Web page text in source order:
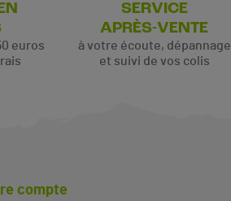
euros
SERVICE
APRÈS-VENTE
à votre écoute, dépannage
et suivi de vos colis
compte